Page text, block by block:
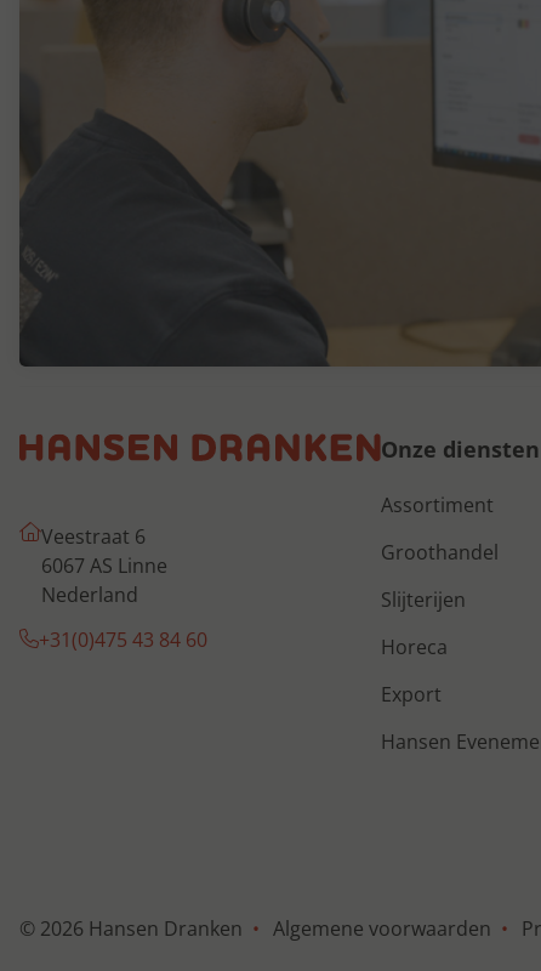
Veestraat 6
6067 AS Linne
Nederland
+31(0)475 43 84 60
Onze diensten
Assortiment
Groothandel
Slijterijen
Horeca
Export
Hansen
© 2026 Hansen Dranken Algemene voorwaarden